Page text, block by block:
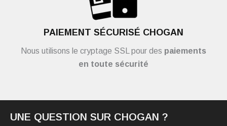
PAIEMENT SÉCURISÉ CHOGAN
Nous utilisons le cryptage SSL pour des paiements
en toute sécurité
UNE QUESTION SUR CHOGAN ?